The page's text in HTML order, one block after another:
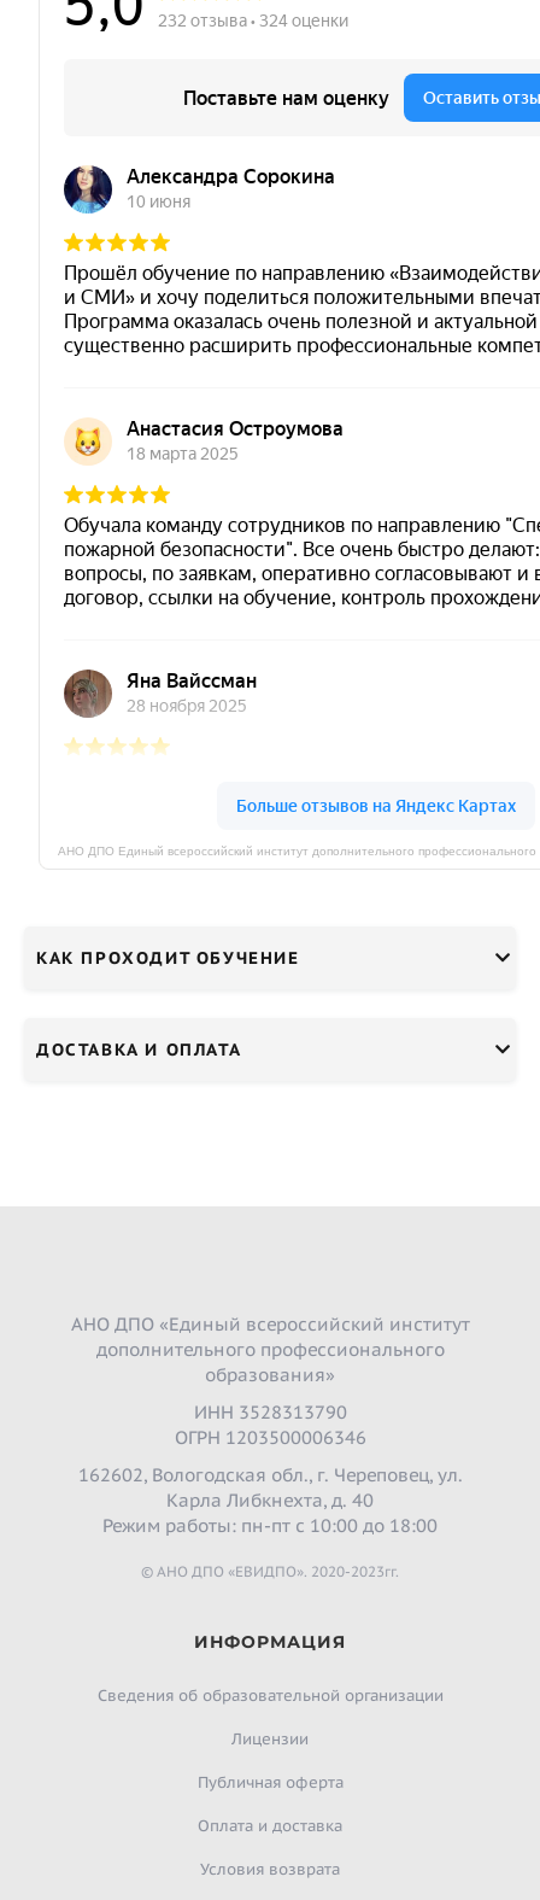
КАК ПРОХОДИТ ОБУЧЕНИЕ
ДОСТАВКА И ОПЛАТА
АНО ДПО «Единый всероссийский институт
дополнительного профессионального
образования»
ИНН 3528313790
ОГРН 1203500006346
162602, Вологодская обл., г. Череповец, ул.
Карла Либкнехта, д. 40
Режим работы: пн-пт с 10:00 до 18:00
© АНО ДПО «ЕВИДПО». 2020-2023гг.
ИНФОРМАЦИЯ
Сведения об образовательной организации
Лицензии
Публичная оферта
Оплата и доставка
Условия возврата